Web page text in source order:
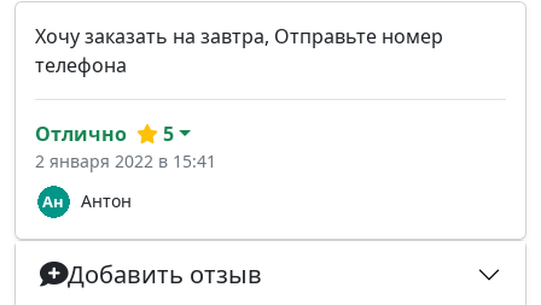
Хочу заказать на завтра, Отправьте номер
телефона
Антон
Отлично 5
2 января 2022 в 15:41
Добавить отзыв